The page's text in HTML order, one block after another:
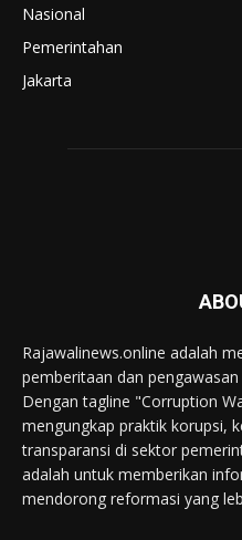
Nasional
Pemerintahan
Jakarta
Rajawalinews.online adalah
pemberitaan dan
Dengan tagline "Corruption
mengungkap praktik korupsi,
transparansi di sektor
adalah untuk memberikan
mendorong reformasi yang